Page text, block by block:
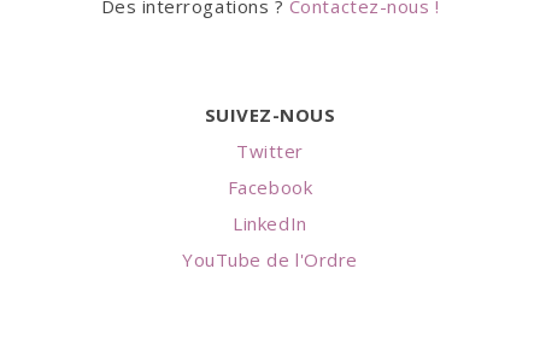
Des interrogations ? Contactez-nous !
SUIVEZ-NOUS
Twitter
Facebook
LinkedIn
YouTube de l'Ordre